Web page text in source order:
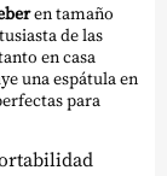
en tamaño
de las
en casa
una espátula en
para